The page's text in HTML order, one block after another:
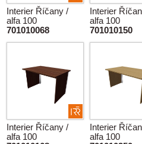
Interier Říčany /
alfa 100
701010068
Interier
alfa 100
701010150
Interier Říčany /
alfa 100
Interier
alfa 100